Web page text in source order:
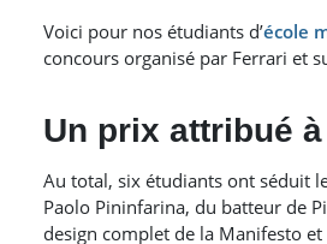
Voici pour nos étudiants d’école
concours organisé par Ferrari et
Un prix attribué
Au total, six étudiants ont séduit
Paolo Pininfarina, du batteur de
design complet de la Manifesto